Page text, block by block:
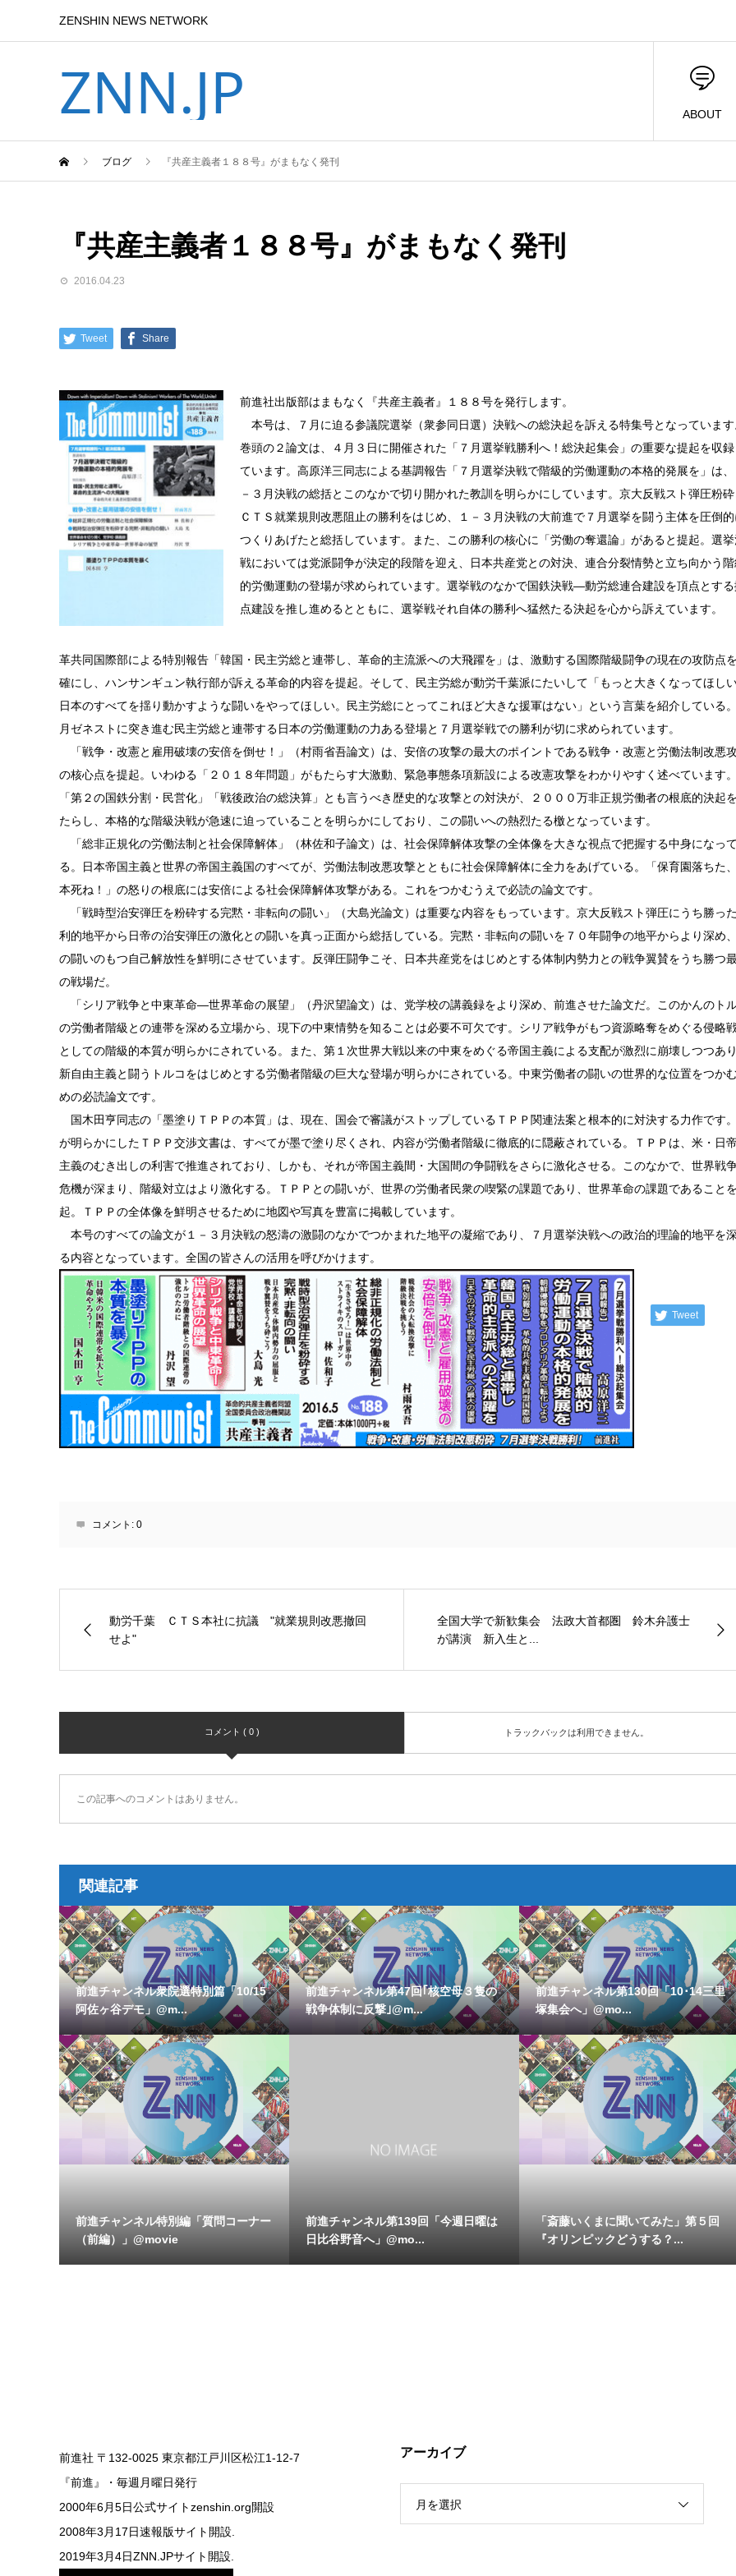
ZENSHIN NEWS NETWORK
ZNN.JP ABOUT
ブログ 『共産主義者１８８号』がまもなく発刊
『共産主義者１８８号』がまもなく発刊
2016.04.23
Tweet Share
前進社出版部はまもなく『共産主義者』１８８号を発行します。
本号は、７月に迫る参議院選挙（衆参同日選）決戦への総決起を訴える特集号となっています
巻頭の２論文は、４月３日に開催された「７月選挙戦勝利へ！総決起集会」の重要な提起を収録
ています。高原洋三同志による基調報告「７月選挙決戦で階級的労働運動の本格的発展を」は、
－３月決戦の総括とこのなかで切り開かれた教訓を明らかにしています。京大反戦スト弾圧粉砕
ＣＴＳ就業規則改悪阻止の勝利をはじめ、１－３月決戦の大前進で７月選挙を闘う主体を圧倒的
つくりあげたと総括しています。また、この勝利の核心に「労働の奪還論」があると提起。選
戦においては党派闘争が決定的段階を迎え、日本共産党との対決、連合分裂情勢と立ち向かう階
的労働運動の登場が求められています。選挙戦のなかで国鉄決戦―動労総連合建設を頂点とす
点建設を推し進めるとともに、選挙戦それ自体の勝利へ猛然たる決起を心から訴えています。
革共同国際部による特別報告「韓国・民主労総と連帯し、革命的主流派への大飛躍を」は、激動する国際階級闘争の現在の攻防点
確にし、ハンサンギュン執行部が訴える革命的内容を提起。そして、民主労総が動労千葉派にたいして「もっと大きくなってほしい
日本のすべてを揺り動かすような闘いをやってほしい。民主労総にとってこれほど大きな援軍はない」という言葉を紹介している
月ゼネストに突き進む民主労総と連帯する日本の労働運動の力ある登場と７月選挙戦での勝利が切に求められています。
「戦争・改憲と雇用破壊の安倍を倒せ！」（村雨省吾論文）は、安倍の攻撃の最大のポイントである戦争・改憲と労働法制改悪
の核心点を提起。いわゆる「２０１８年問題」がもたらす大激動、緊急事態条項新設による改憲攻撃をわかりやすく述べています。
「第２の国鉄分割・民営化」「戦後政治の総決算」とも言うべき歴史的な攻撃との対決が、２０００万非正規労働者の根底的決起
たらし、本格的な階級決戦が急速に迫っていることを明らかにしており、この闘いへの熱烈たる檄となっています。
「総非正規化の労働法制と社会保障解体」（林佐和子論文）は、社会保障解体攻撃の全体像を大きな視点で把握する中身になっ
る。日本帝国主義と世界の帝国主義国のすべてが、労働法制改悪攻撃とともに社会保障解体に全力をあげている。「保育園落ちた
本死ね！」の怒りの根底には安倍による社会保障解体攻撃がある。これをつかむうえで必読の論文です。
「戦時型治安弾圧を粉砕する完黙・非転向の闘い」（大島光論文）は重要な内容をもっています。京大反戦スト弾圧にうち勝っ
利的地平から日帝の治安弾圧の激化との闘いを真っ正面から総括している。完黙・非転向の闘いを７０年闘争の地平からより深め
の闘いのもつ自己解放性を鮮明にさせています。反弾圧闘争こそ、日本共産党をはじめとする体制内勢力との戦争翼賛をうち勝つ
の戦場だ。
「シリア戦争と中東革命―世界革命の展望」（丹沢望論文）は、党学校の講義録をより深め、前進させた論文だ。このかんのト
の労働者階級との連帯を深める立場から、現下の中東情勢を知ることは必要不可欠です。シリア戦争がもつ資源略奪をめぐる侵略
としての階級的本質が明らかにされている。また、第１次世界大戦以来の中東をめぐる帝国主義による支配が激烈に崩壊しつつあり
新自由主義と闘うトルコをはじめとする労働者階級の巨大な登場が明らかにされている。中東労働者の闘いの世界的な位置をつか
めの必読論文です。
国木田亨同志の「墨塗りＴＰＰの本質」は、現在、国会で審議がストップしているＴＰＰ関連法案と根本的に対決する力作です
が明らかにしたＴＰＰ交渉文書は、すべてが墨で塗り尽くされ、内容が労働者階級に徹底的に隠蔽されている。ＴＰＰは、米・日
主義のむき出しの利害で推進されており、しかも、それが帝国主義間・大国間の争闘戦をさらに激化させる。このなかで、世界戦
危機が深まり、階級対立はより激化する。ＴＰＰとの闘いが、世界の労働者民衆の喫緊の課題であり、世界革命の課題であること
起。ＴＰＰの全体像を鮮明させるために地図や写真を豊富に掲載しています。
本号のすべての論文が１－３月決戦の怒濤の激闘のなかでつかまれた地平の凝縮であり、７月選挙決戦への政治的理論的地平を
る内容となっています。全国の皆さんの活用を呼びかけます。
Tweet
コメント: 0
動労千葉 ＣＴＳ本社に抗議 "就業規則改悪撤回
せよ"
全国大学で新歓集会 法政大首都圏 鈴木弁護士
が講演 新入生と...
コメント ( 0 ) トラックバックは利用できません。
この記事へのコメントはありません。
関連記事
前進チャンネル衆院選特別篇「10/15
阿佐ヶ谷デモ」@m...
前進チャンネル第47回｢核空母３隻の
戦争体制に反撃｣@m...
前進チャンネル第130回「10･14三里
塚集会へ」@mo...
前進チャンネル特別編「質問コーナー
（前編）」@movie
前進チャンネル第139回「今週日曜は
日比谷野音へ」@mo...
「斎藤いくまに聞いてみた」第５回
『オリンピックどうする？...
前進社 〒132-0025 東京都江戸川区松江1-12-7
『前進』・毎週月曜日発行
2000年6月5日公式サイトzenshin.org開設
2008年3月17日速報版サイト開設.
2019年3月4日ZNN.JPサイト開設.
アーカイブ
月を選択